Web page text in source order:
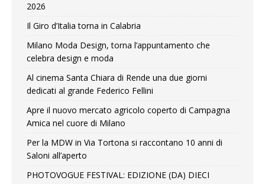
2026
Il Giro d’Italia torna in Calabria
Milano Moda Design, torna l’appuntamento che
celebra design e moda
Al cinema Santa Chiara di Rende una due giorni
dedicati al grande Federico Fellini
Apre il nuovo mercato agricolo coperto di Campagna
Amica nel cuore di Milano
Per la MDW in Via Tortona si raccontano 10 anni di
Saloni all’aperto
PHOTOVOGUE FESTIVAL: EDIZIONE (DA) DIECI